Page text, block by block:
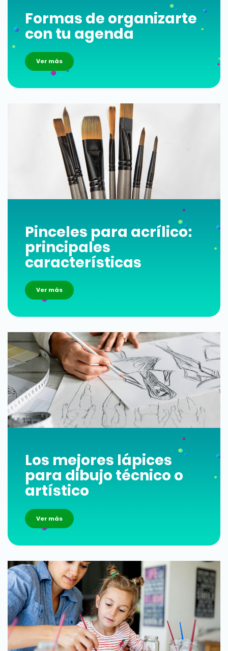
Formas de organizarte
con tu agenda
Ver más
Pinceles para acrílico:
principales
características
Ver más
Los mejores lápices
para dibujo técnico o
artístico
Ver más